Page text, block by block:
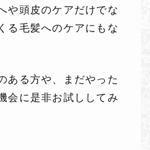
や頭皮のケアだけでな
る毛髪へのケアにもな
ある方や、まだやった
会に是非お試ししてみ